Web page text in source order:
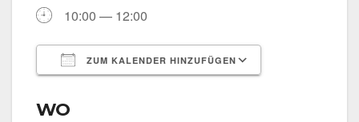
10:00 — 12:00
ZUM KALENDER HINZUFÜGEN
WO